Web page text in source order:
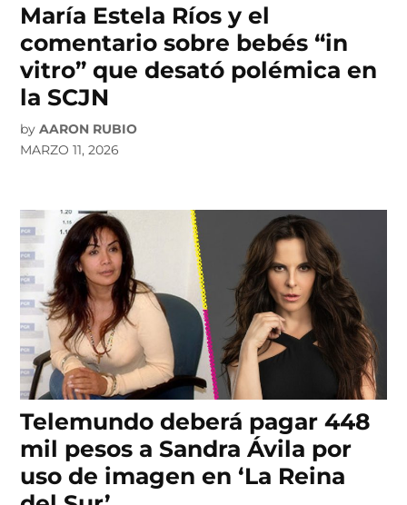
María Estela Ríos y el
comentario sobre bebés “in
vitro” que desató polémica en
la SCJN
by AARON RUBIO
MARZO 11, 2026
Telemundo deberá pagar 448
mil pesos a Sandra Ávila por
uso de imagen en ‘La Reina